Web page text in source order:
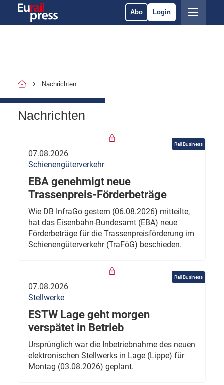
Abo Login
Nachrichten
Nachrichten
Rail Business
07.08.2026
Schienengüterverkehr
EBA genehmigt neue
Trassenpreis-Förderbeträge
Wie DB InfraGo gestern (06.08.2026) mitteilte,
hat das Eisenbahn-Bundesamt (EBA) neue
Förderbeträge für die Trassenpreisförderung im
Schienengüterverkehr (TraFöG) beschieden.
Rail Business
07.08.2026
Stellwerke
ESTW Lage geht morgen
verspätet in Betrieb
Ursprünglich war die Inbetriebnahme des neuen
elektronischen Stellwerks in Lage (Lippe) für
Montag (03.08.2026) geplant.